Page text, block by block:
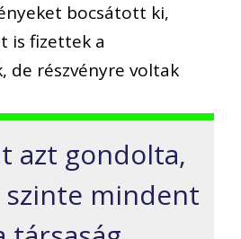
bocsátott ki,
is fizettek a
de részvényre voltak
azt gondolta,
szinte mindent